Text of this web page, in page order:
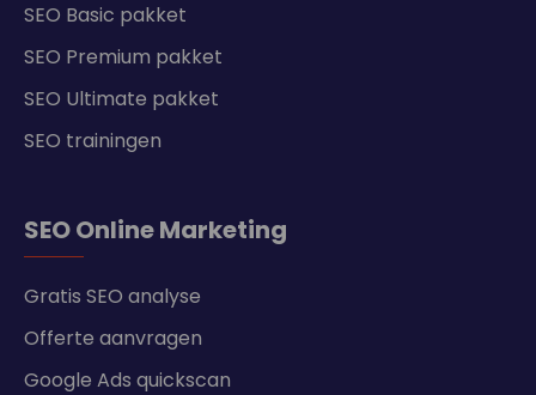
SEO Basic pakket
SEO Premium pakket
SEO Ultimate pakket
SEO trainingen
SEO Online Marketing
Gratis SEO analyse
Offerte aanvragen
Google Ads quickscan